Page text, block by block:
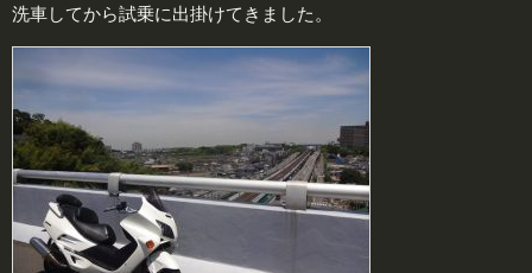
洗車してから試乗に出掛けてきました。